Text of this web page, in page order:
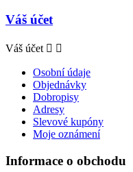
Váš účet
Váš účet  
Osobní údaje
Objednávky
Dobropisy
Adresy
Slevové kupóny
Moje oznámení
Informace o obchodu